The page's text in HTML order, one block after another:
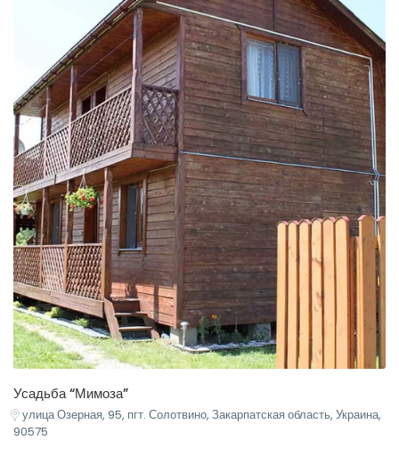
Усадьба “Мимоза”
улица Озерная, 95, пгт. Солотвино, Закарпатская область, Украина,
90575